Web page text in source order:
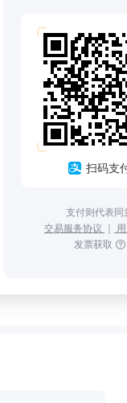
扫码支
支付则代表同
交易服务协议 ｜
发票获取